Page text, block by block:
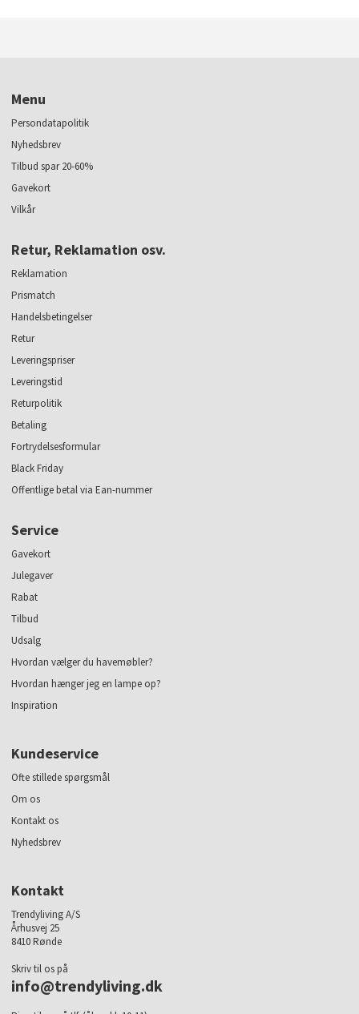
Menu
Persondatapolitik
Nyhedsbrev
Tilbud spar 20-60%
Gavekort
Vilkår
Retur, Reklamation osv.
Reklamation
Prismatch
Handelsbetingelser
Retur
Leveringspriser
Leveringstid
Returpolitik
Betaling
Fortrydelsesformular
Black Friday
Offentlige betal via Ean-nummer
Service
Gavekort
Julegaver
Rabat
Tilbud
Udsalg
Hvordan vælger du havemøbler?
Hvordan hænger jeg en lampe op?
Inspiration
Kundeservice
Ofte stillede spørgsmål
Om os
Kontakt os
Nyhedsbrev
Kontakt
Trendyliving A/S
Århusvej 25
8410 Rønde
Skriv til os på
info@trendyliving.dk